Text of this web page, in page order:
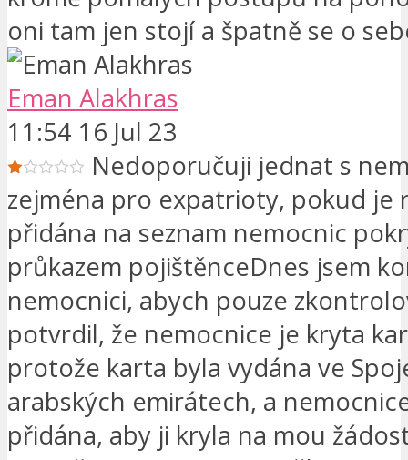
oni tam jen stojí a špatně se o
Eman Alakhras
11:54 16 Jul 23
Nedoporučuji jednat s
zejména pro expatrioty, pokud je
přidána na seznam nemocnic
průkazem pojištěnceDnes jsem
nemocnici, abych pouze
potvrdil, že nemocnice je kryta
protože karta byla vydána ve
arabských emirátech, a
přidána, aby ji kryla na mou